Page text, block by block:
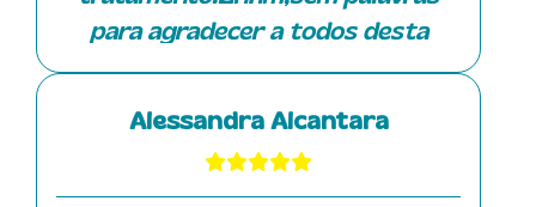
atenciosas. Esta semana ele fez
pela primeira vez acupuntura com a
Danila e ficou bem tranquilo
durante a sessão (foto em anexo).
Fiquei até surpresa, pois
para agradecer a todos desta
clinica.
Alessandra Alcantara